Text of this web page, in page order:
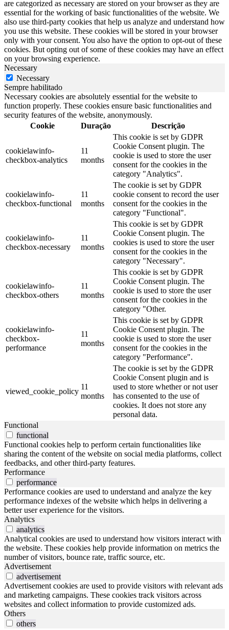
are categorized as necessary are stored on your browser as they are
essential for the working of basic functionalities of the website. We
also use third-party cookies that help us analyze and understand how
you use this website. These cookies will be stored in your browser
only with your consent. You also have the option to opt-out of these
cookies. But opting out of some of these cookies may have an effect
on your browsing experience.
Necessary
Necessary
Sempre habilitado
Necessary cookies are absolutely essential for the website to
function properly. These cookies ensure basic functionalities and
security features of the website, anonymously.
Cookie
Duração Descrição
cookielawinfo-
checkbox-analytics
11
months
This cookie is set by GDPR
Cookie Consent plugin. The
cookie is used to store the user
consent for the cookies in the
category "Analytics".
cookielawinfo-
checkbox-functional
11
months
The cookie is set by GDPR
cookie consent to record the user
consent for the cookies in the
category "Functional".
cookielawinfo-
checkbox-necessary
11
months
This cookie is set by GDPR
Cookie Consent plugin. The
cookies is used to store the user
consent for the cookies in the
category "Necessary".
cookielawinfo-
checkbox-others
11
months
This cookie is set by GDPR
Cookie Consent plugin. The
cookie is used to store the user
consent for the cookies in the
category "Other.
cookielawinfo-
checkbox-
performance
11
months
This cookie is set by GDPR
Cookie Consent plugin. The
cookie is used to store the user
consent for the cookies in the
category "Performance".
viewed_cookie_policy
11
months
The cookie is set by the GDPR
Cookie Consent plugin and is
used to store whether or not user
has consented to the use of
cookies. It does not store any
personal data.
Functional
functional
Functional cookies help to perform certain functionalities like
sharing the content of the website on social media platforms, collect
feedbacks, and other third-party features.
Performance
performance
Performance cookies are used to understand and analyze the key
performance indexes of the website which helps in delivering a
better user experience for the visitors.
Analytics
analytics
Analytical cookies are used to understand how visitors interact with
the website. These cookies help provide information on metrics the
number of visitors, bounce rate, traffic source, etc.
Advertisement
advertisement
Advertisement cookies are used to provide visitors with relevant ads
and marketing campaigns. These cookies track visitors across
websites and collect information to provide customized ads.
Others
others